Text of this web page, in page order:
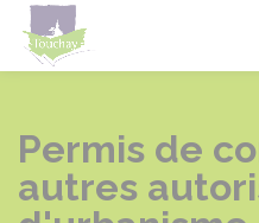
Permis de
autres